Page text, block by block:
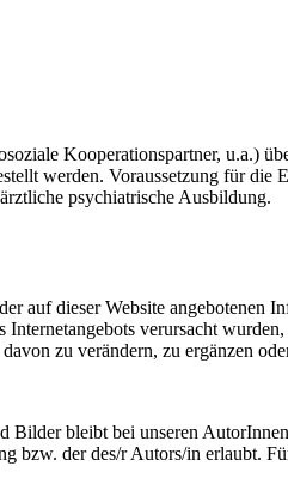
Kooperationspartner, u.a.)
werden. Voraussetzung für
psychiatrische Ausbildung.
auf dieser Website angebotenen
verursacht
zu verändern, zu ergänzen
Bilder bleibt bei unseren
bzw. der des/r Autors/in erlaubt.